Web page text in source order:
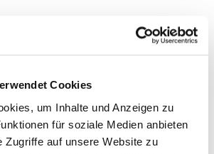
Cookies
um Inhalte und Anzeigen zu
für soziale Medien anbieten
Zugriffe auf unsere Website zu
in Frankfurt am Main
unter der Woche jeweils von